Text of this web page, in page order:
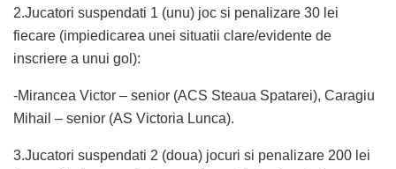
2.Jucatori suspendati 1 (unu) joc si penalizare 30 lei
fiecare (impiedicarea unei situatii clare/evidente de
inscriere a unui gol):
-Mirancea Victor – senior (ACS Steaua Spatarei), Caragiu
Mihail – senior (AS Victoria Lunca).
3.Jucatori suspendati 2 (doua) jocuri si penalizare 200 lei